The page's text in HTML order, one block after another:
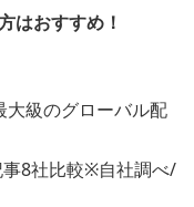
はおすすめ！
級のグローバル配
8社比較※自社調べ/